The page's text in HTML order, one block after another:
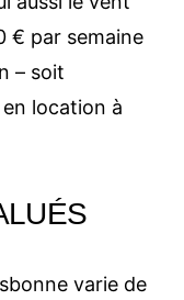
€ par semaine
– soit
en location à
varie de